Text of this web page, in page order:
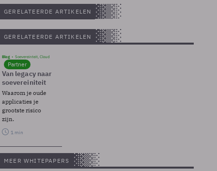
GERELATEERDE ARTIKELEN
GERELATEERDE ARTIKELEN
Blog Soevereinteit, Cloud
Partner
Van legacy naar
soevereiniteit
Waarom je oude
applicaties je
grootste risico
zijn.
1 min
MEER WHITEPAPERS